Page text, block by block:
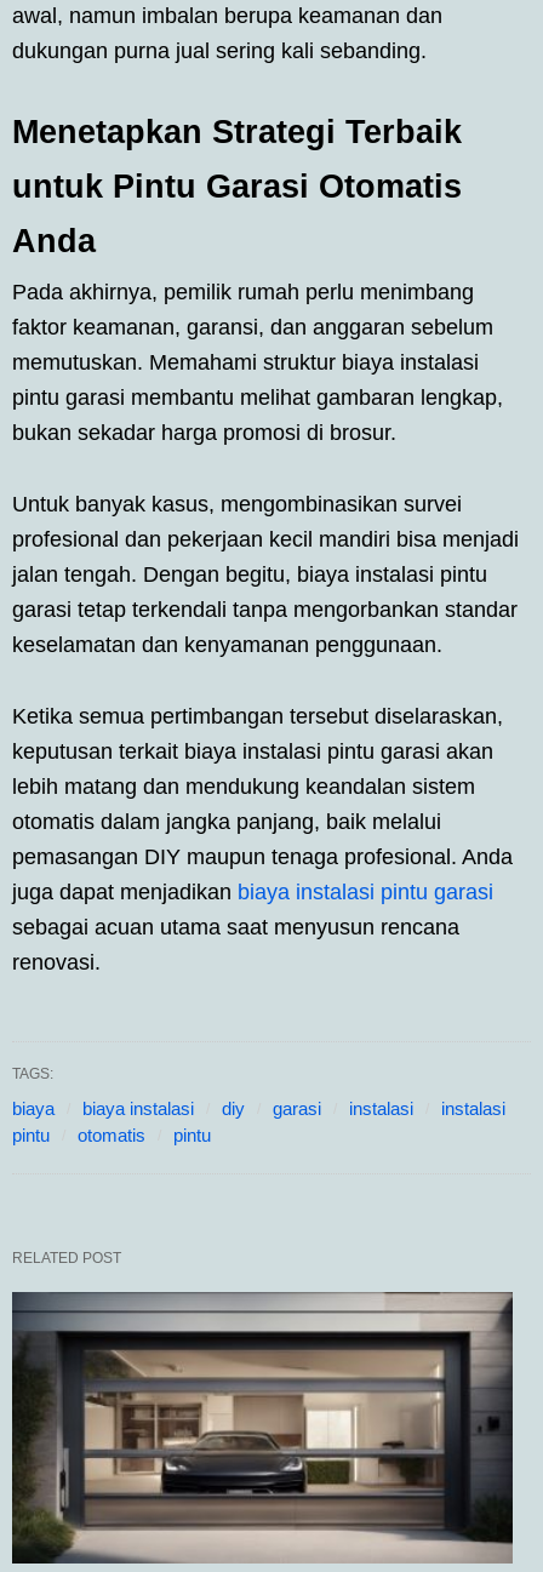
awal, namun imbalan berupa keamanan dan
dukungan purna jual sering kali sebanding.
Menetapkan Strategi Terbaik
untuk Pintu Garasi Otomatis
Anda
Pada akhirnya, pemilik rumah perlu menimbang
faktor keamanan, garansi, dan anggaran sebelum
memutuskan. Memahami struktur biaya instalasi
pintu garasi membantu melihat gambaran lengkap,
bukan sekadar harga promosi di brosur.
Untuk banyak kasus, mengombinasikan survei
profesional dan pekerjaan kecil mandiri bisa menjadi
jalan tengah. Dengan begitu, biaya instalasi pintu
garasi tetap terkendali tanpa mengorbankan standar
keselamatan dan kenyamanan penggunaan.
Ketika semua pertimbangan tersebut diselaraskan,
keputusan terkait biaya instalasi pintu garasi akan
lebih matang dan mendukung keandalan sistem
otomatis dalam jangka panjang, baik melalui
pemasangan DIY maupun tenaga profesional. Anda
juga dapat menjadikan biaya instalasi pintu garasi
sebagai acuan utama saat menyusun rencana
renovasi.
TAGS:
biaya biaya instalasi diy garasi instalasi
instalasi
pintu
otomatis pintu
RELATED POST